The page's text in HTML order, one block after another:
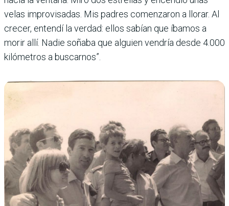
velas improvisadas. Mis padres comenzaron a llorar. Al
crecer, entendí la verdad: ellos sabían que íbamos a
morir allí. Nadie soñaba que alguien vendría desde 4.000
kilómetros a buscarnos”.